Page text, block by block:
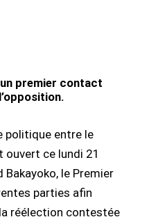
un premier contact
politique entre le
ce lundi 21
le Premier
parties afin
réélection contestée